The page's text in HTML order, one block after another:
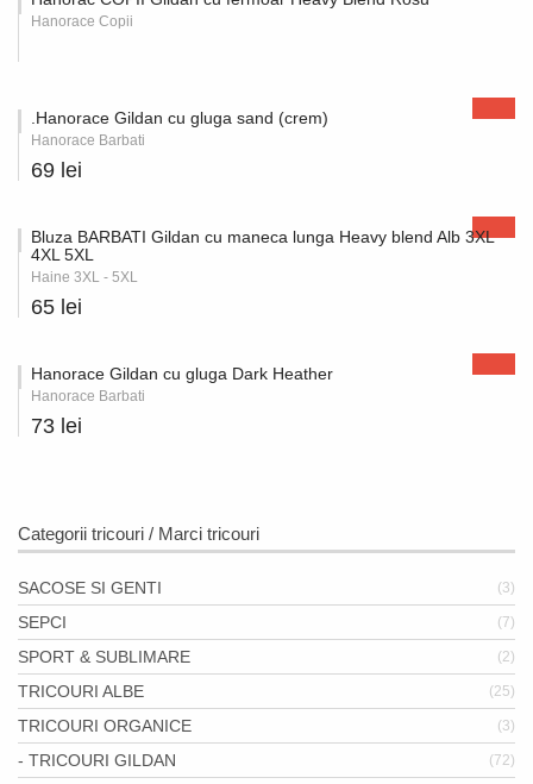
Hanorace Copii
.Hanorace Gildan cu gluga sand (crem)
Hanorace Barbati
69 lei
Bluza BARBATI Gildan cu maneca lunga Heavy blend Alb 3XL
4XL 5XL
Haine 3XL - 5XL
65 lei
Hanorace Gildan cu gluga Dark Heather
Hanorace Barbati
73 lei
Categorii tricouri / Marci tricouri
SACOSE SI GENTI (3)
SEPCI (7)
SPORT & SUBLIMARE (2)
TRICOURI ALBE (25)
TRICOURI ORGANICE (3)
- TRICOURI GILDAN (72)